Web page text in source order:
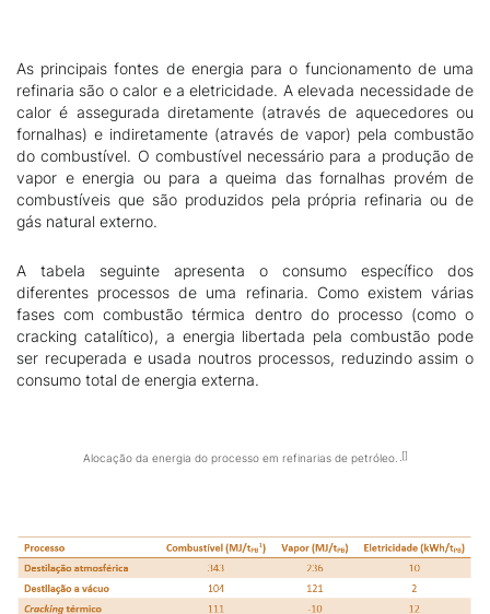
Descrição
As principais fontes de energia para o funcionamento de uma
refinaria são o calor e a eletricidade. A elevada necessidade de
calor é assegurada diretamente (através de aquecedores ou
fornalhas) e indiretamente (através de vapor) pela combustão
do combustível. O combustível necessário para a produção de
vapor e energia ou para a queima das fornalhas provém de
combustíveis que são produzidos pela própria refinaria ou de
gás natural externo.
A tabela seguinte apresenta o consumo específico dos
diferentes processos de uma refinaria. Como existem várias
fases com combustão térmica dentro do processo (como o
cracking catalítico), a energia libertada pela combustão pode
ser recuperada e usada noutros processos, reduzindo assim o
consumo total de energia externa.
Alocação da energia do processo em refinarias de petróleo.